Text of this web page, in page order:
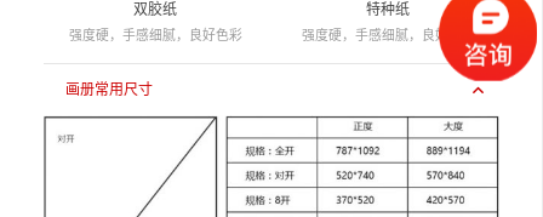
双胶纸
强度硬，手感细腻，良好色彩
特种纸
强度硬，手感细腻，良好色彩
画册常用尺寸